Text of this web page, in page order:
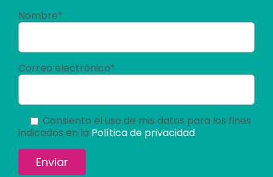
Nombre*
Correo electrónico*
Consiento el uso de mis datos para los fines
indicados en la Política de privacidad